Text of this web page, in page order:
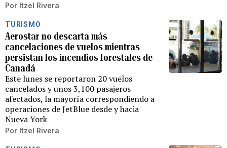
Por Itzel Rivera
TURISMO
Aerostar no descarta más
cancelaciones de vuelos mientras
persistan los incendios forestales de
Canadá
Este lunes se reportaron 20 vuelos
cancelados y unos 3,100 pasajeros
afectados, la mayoría correspondiendo a
operaciones de JetBlue desde y hacia
Nueva York
Por Itzel Rivera